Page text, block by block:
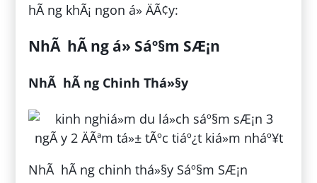
hÃ ng khÃ¡ ngon á» ÄÃ¢y:
NhÃ hÃ ng á» Sáº§m SÆ¡n
NhÃ hÃ ng Chinh Thá»§y
NhÃ hÃ ng chinh thá»§y Sáº§m SÆ¡n